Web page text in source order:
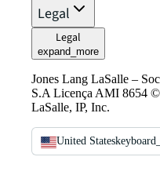
Legal
Legal
expand_more
Jones Lang LaSalle –
S.A Licença AMI 8654
LaSalle, IP, Inc.
United States